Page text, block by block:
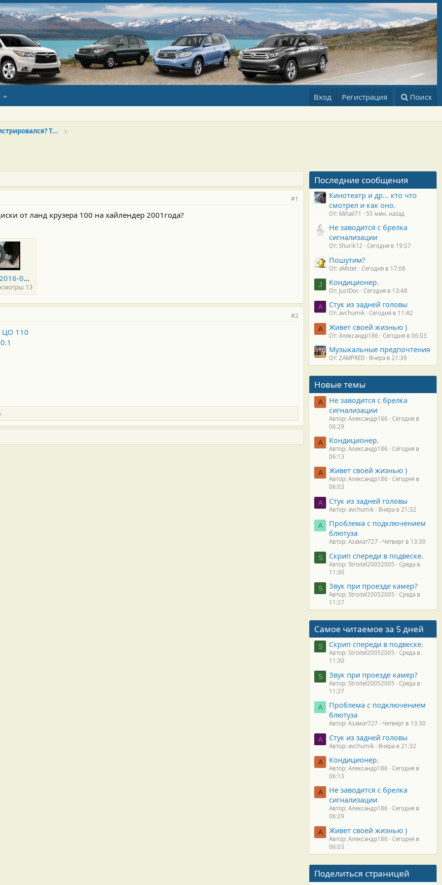
Вход Регистрация Поиск
Новенький? Только зарегистрировался? Тебе сюда!
#1
от ланд крузера 100 на хайлендер 2001года?
Screenshot_2016-02-19-20-20-26.png
13
#2
ЦО 110
Последние сообщения
Кинотеатр и др... кто что
смотрел и как оно.
От: Mihail71 55 мин. назад
Не заводится с брелка
сигнализации
От: Shurik12 Сегодня в 19:57
Пошутим?
От: aMster Сегодня в 17:08
J Кондиционер.
От: JustDoc Сегодня в 13:48
A Стук из задней головы
От: avchumik Сегодня в 11:42
А Живет своей жизнью )
От: Александр186 Сегодня в 06:03
Музыкальные предпочтения
От: ZAMPRED Вчера в 21:39
Новые темы
А
Не заводится с брелка
сигнализации
Автор: Александр186
Сегодня в
06:29
А Кондиционер.
Автор: Александр186
Сегодня в
06:13
А Живет своей жизнью )
Автор: Александр186
Сегодня в
06:03
A Стук из задней головы
Автор: avchumik Вчера в 21:32
А
Проблема с подключением
блютуза
Автор: Азамат727 Четверг в 13:30
S Скрип спереди в подвеске.
Автор: Stroitel20052005
Среда в
11:30
S Звук при проезде камер?
Автор: Stroitel20052005
Среда в
11:27
Самое читаемое за 5 дней
S Скрип спереди в подвеске.
Автор: Stroitel20052005
Среда в
11:30
S Звук при проезде камер?
Автор: Stroitel20052005
Среда в
11:27
А
Проблема с подключением
блютуза
Автор: Азамат727 Четверг в 13:30
A Стук из задней головы
Автор: avchumik Вчера в 21:32
А Кондиционер.
Автор: Александр186
Сегодня в
06:13
А
Не заводится с брелка
сигнализации
Автор: Александр186
Сегодня в
06:29
А Живет своей жизнью )
Автор: Александр186
Сегодня в
06:03
Поделиться страницей